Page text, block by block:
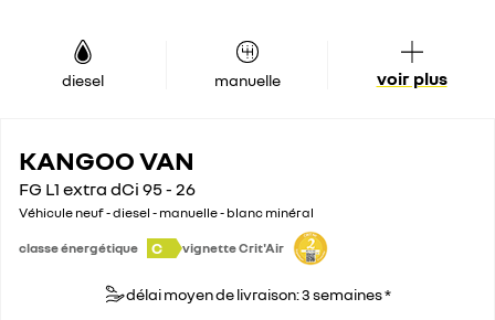
diesel manuelle voir plus
KANGOO VAN
FG L1 extra dCi 95 - 26
Véhicule neuf - diesel - manuelle - blanc minéral
classe énergétique C vignette Crit'Air
délai moyen de livraison: 3 semaines *